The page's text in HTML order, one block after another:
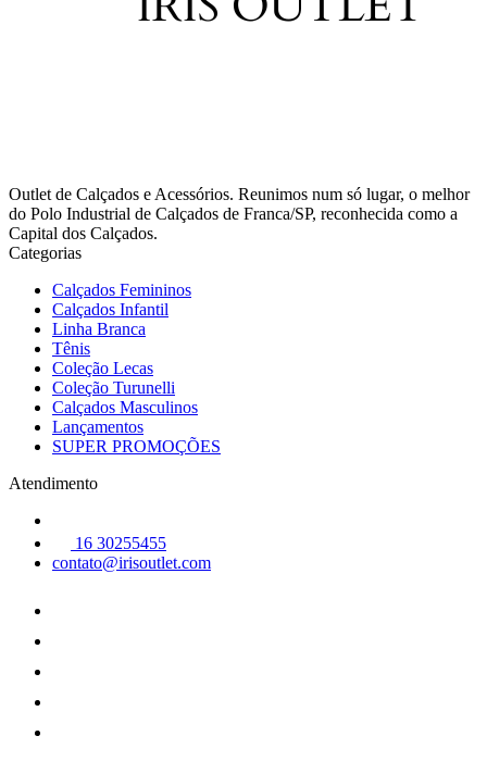
Outlet de Calçados e Acessórios. Reunimos num só lugar, o melhor
do Polo Industrial de Calçados de Franca/SP, reconhecida como a
Capital dos Calçados.
Categorias
Calçados Femininos
Calçados Infantil
Linha Branca
Tênis
Coleção Lecas
Coleção Turunelli
Calçados Masculinos
Lançamentos
SUPER PROMOÇÕES
Atendimento
16 30255455
contato@irisoutlet.com